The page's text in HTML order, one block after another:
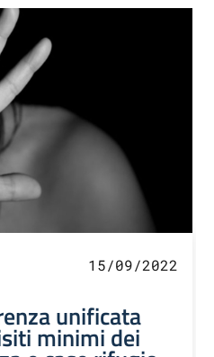
15/09/2022
unificata
minimi dei